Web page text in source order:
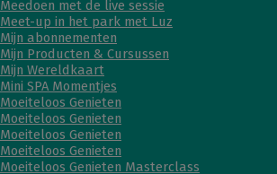
Meedoen met de live sessie
Meet-up in het park met Luz
Mijn abonnementen
Mijn Producten & Cursussen
Mijn Wereldkaart
Mini SPA Momentjes
Moeiteloos Genieten
Moeiteloos Genieten
Moeiteloos Genieten
Moeiteloos Genieten
Moeiteloos Genieten Masterclass